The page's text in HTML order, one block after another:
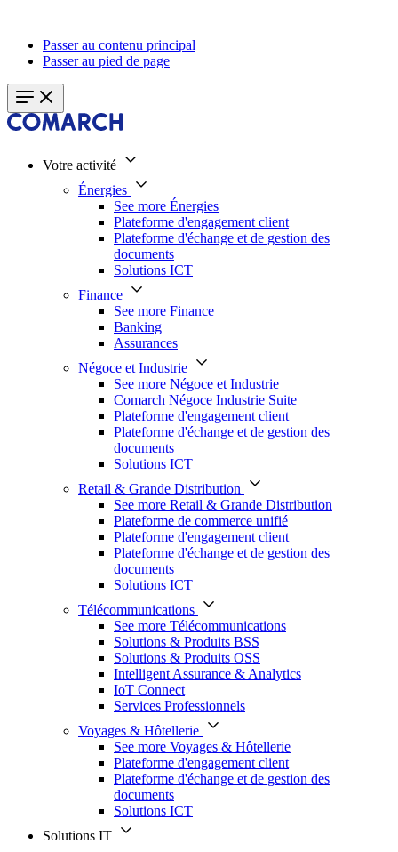
Passer au contenu principal
Passer au pied de page
Votre activité
Énergies
See more Énergies
Plateforme d'engagement client
Plateforme d'échange et de gestion des
documents
Solutions ICT
Finance
See more Finance
Banking
Assurances
Négoce et Industrie
See more Négoce et Industrie
Comarch Négoce Industrie Suite
Plateforme d'engagement client
Plateforme d'échange et de gestion des
documents
Solutions ICT
Retail & Grande Distribution
See more Retail & Grande Distribution
Plateforme de commerce unifié
Plateforme d'engagement client
Plateforme d'échange et de gestion des
documents
Solutions ICT
Télécommunications
See more Télécommunications
Solutions & Produits BSS
Solutions & Produits OSS
Intelligent Assurance & Analytics
IoT Connect
Services Professionnels
Voyages & Hôtellerie
See more Voyages & Hôtellerie
Plateforme d'engagement client
Plateforme d'échange et de gestion des
documents
Solutions ICT
Solutions IT